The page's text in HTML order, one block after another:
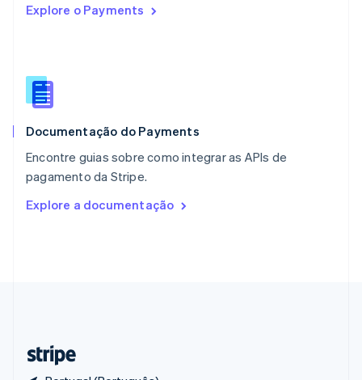
Explore o Payments
Documentação do Payments
Encontre guias sobre como integrar as APIs de
pagamento da Stripe.
Explore a documentação
NederlandsEnglish
Português
RAE de Hong Kong, China
Reino Unido
República Tcheca
English
English